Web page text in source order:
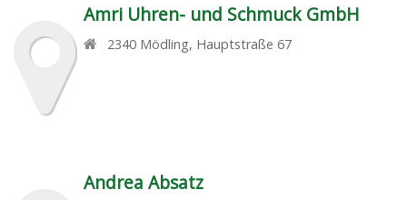
Amri Uhren- und Schmuck GmbH
2340 Mödling, Hauptstraße 67
Andrea Absatz